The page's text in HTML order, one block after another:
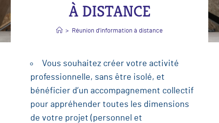
À DISTANCE
> Réunion d’information à distance
Vous souhaitez créer votre activité
professionnelle, sans être isolé, et
bénéficier d’un accompagnement collectif
pour appréhender toutes les dimensions
de votre projet (personnel et